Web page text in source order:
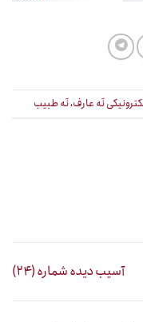
نَه عارف، نَه طبیب
آسیب دیده شماره (۲۴)